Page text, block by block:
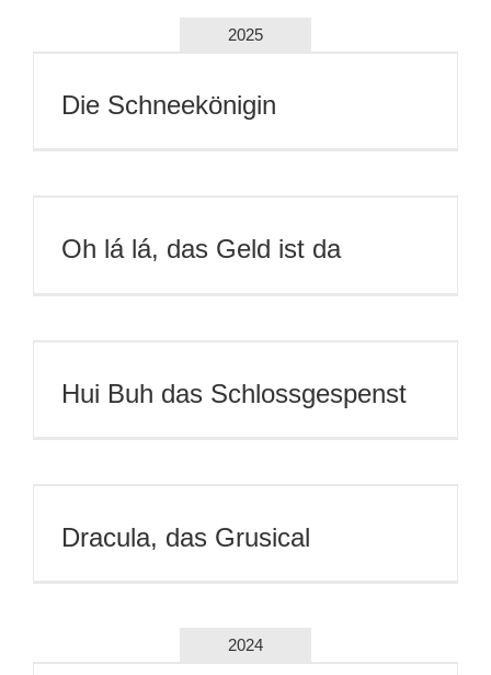
2025
Die Schneekönigin
Oh lá lá, das Geld ist da
Hui Buh das Schlossgespenst
Dracula, das Grusical
2024